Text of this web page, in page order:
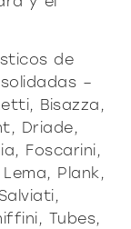
de
–
Bisazza,
Driade,
Foscarini,
Plank,
Tubes,